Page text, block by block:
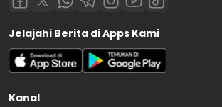
Jelajahi Berita di Apps Kami
Kanal